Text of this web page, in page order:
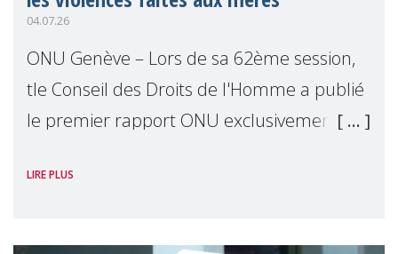
04.07.26
ONU Genève – Lors de sa 62ème session,
tle Conseil des Droits de l'Homme a publié
le premier rapport ONU exclusivement
de droits. Présenté par Reem Alsalem, the
LIRE PLUS